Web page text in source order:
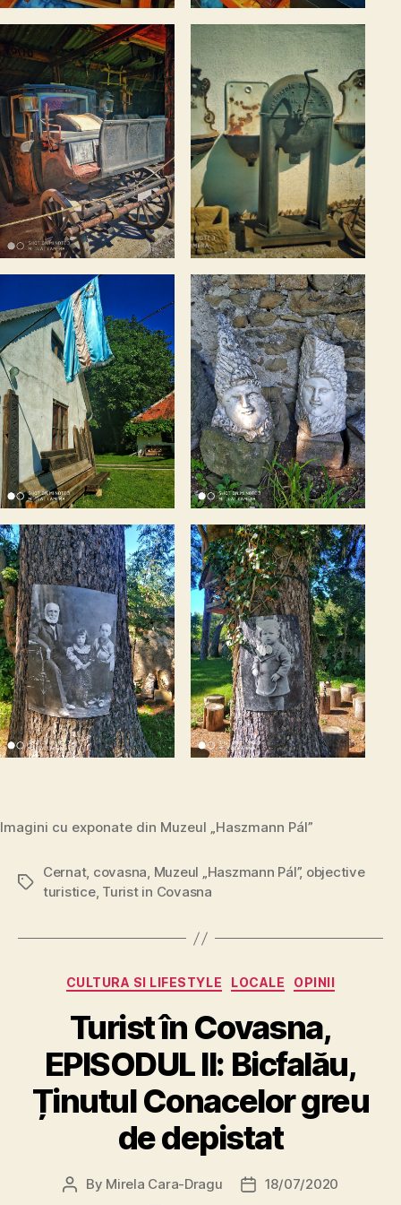
Imagini cu exponate din Muzeul „Haszmann Pál”
Tags
Cernat, covasna, Muzeul „Haszmann Pál”, objective
turistice, Turist in Covasna
Categories
CULTURA SI LIFESTYLE LOCALE OPINII
Turist în Covasna,
EPISODUL II: Bicfalău,
Ținutul Conacelor greu
de depistat
Post
By Mirela Cara-Dragu
Post18/07/2020